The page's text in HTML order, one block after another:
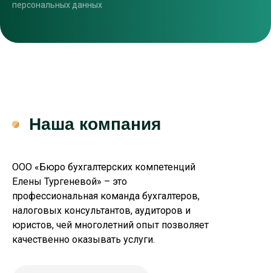
персональных данных
Наша компания
ООО «Бюро бухгалтерских компетенций
Елены Тургеневой» – это
профессиональная команда бухгалтеров,
налоговых консультантов, аудиторов и
юристов, чей многолетний опыт позволяет
качественно оказывать услуги.